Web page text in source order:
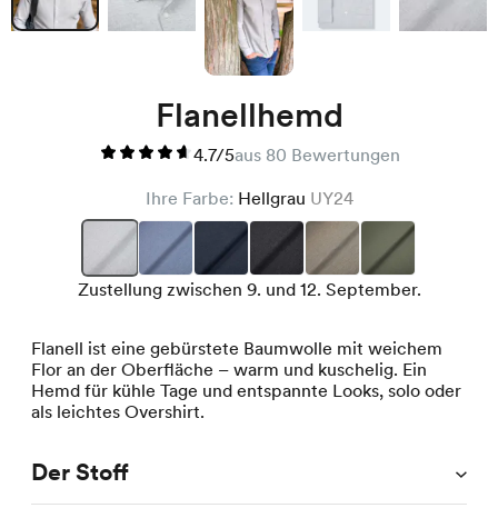
Flanellhemd
4.7/5aus 80 Bewertungen
Ihre Farbe: Hellgrau UY24
Zustellung zwischen 9. und 12. September.
Flanell ist eine gebürstete Baumwolle mit weichem
Flor an der Oberfläche – warm und kuschelig. Ein
Hemd für kühle Tage und entspannte Looks, solo oder
als leichtes Overshirt.
Der Stoff